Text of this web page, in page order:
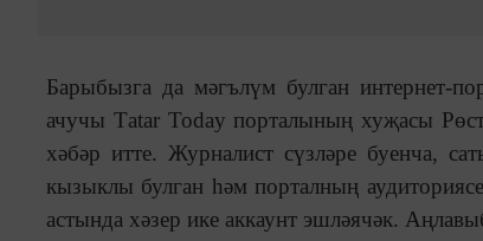
Барыбызга да мәгълүм булган интернет-
ачучы Тatar Today порталының хуҗасы
хәбәр итте. Журналист сүзләре буенча,
кызыклы булган һәм порталның
астында хәзер ике аккаунт эшләячәк.